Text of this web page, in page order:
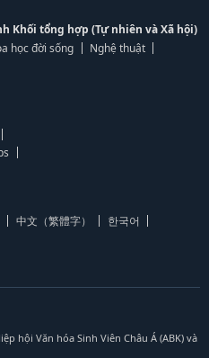
Khối tổng hợp (Tự nhiên và Xã hội)
học đời sống
Nghệ thuật
中文（繁體字）
한국어
hội Văn hóa Sinh Viên Châu Á (ABK) và